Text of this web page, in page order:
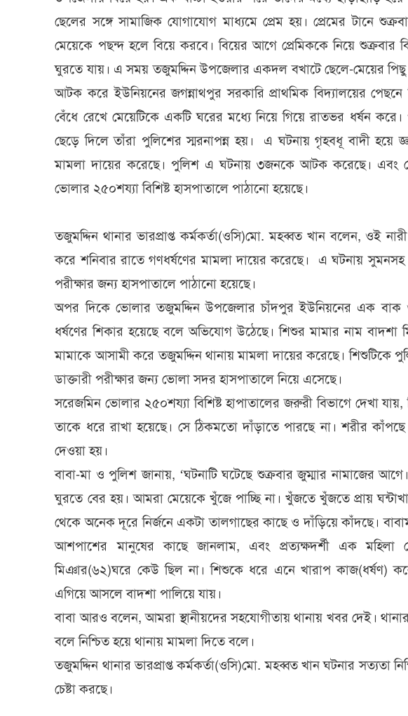
ছেলের সঙ্গে সামাজিক যোগাযোগ মাধ্যমে প্রেম হয়। প্রেমের টানে
মেয়েকে পছন্দ হলে বিয়ে করবে। বিয়ের আগে প্রেমিককে নিয়ে শুক্রবার
ঘুরতে যায়। এ সময় তজুমদ্দিন উপজেলার একদল বখাটে ছেলে-মেয়ের পিছু
আটক করে ইউনিয়নের জগন্নাথপুর সরকারি প্রাথমিক বিদ্যালয়ের পেছনে
বেঁধে রেখে মেয়েটিকে একটি ঘরের মধ্যে নিয়ে গিয়ে রাতভর ধর্ষন
ছেড়ে দিলে তাঁরা পুলিশের স্মরনাপন্ন হয়। এ ঘটনায় গৃহবধূ বাদী হয়ে
মামলা দায়ের করেছে। পুলিশ এ ঘটনায় ৩জনকে আটক করেছে। এবং
ভোলার ২৫০শয্যা বিশিষ্ট হাসপাতালে পাঠানো হয়েছে।
তজুমদ্দিন থানার ভারপ্রাপ্ত কর্মকর্তা(ওসি)মো. মহব্বত খান বলেন, ওই
করে শনিবার রাতে গণধর্ষণের মামলা দায়ের করেছে। এ ঘটনায় সুমনসহ
পরীক্ষার জন্য হাসপাতালে পাঠানো হয়েছে।
অপর দিকে ভোলার তজুমদ্দিন উপজেলার চাঁদপুর ইউনিয়নের এক বাক ও
ধর্ষণের শিকার হয়েছে বলে অভিযোগ উঠেছে। শিশুর মামার নাম
মামাকে আসামী করে তজুমদ্দিন থানায় মামলা দায়ের করেছে। শিশুটিকে
ডাক্তারী পরীক্ষার জন্য ভোলা সদর হাসপাতালে নিয়ে এসেছে।
সরেজমিন ভোলার ২৫০শয্যা বিশিষ্ট হাপাতালের জরুরী বিভাগে দেখা
তাকে ধরে রাখা হয়েছে। সে ঠিকমতো দাঁড়াতে পারছে না। শরীর
দেওয়া হয়।
বাবা-মা ও পুলিশ জানায়, ‘ঘটনাটি ঘটেছে শুক্রবার জুম্মার নামাজের
ঘুরতে বের হয়। আমরা মেয়েকে খুঁজে পাচ্ছি না। খুঁজতে খুঁজতে প্রায়
থেকে অনেক দূরে নির্জনে একটা তালগাছের কাছে ও দাঁড়িয়ে কাঁদছে।
আশপাশের মানুষের কাছে জানলাম, এবং প্রত্যক্ষদর্শী এক মহিলা
মিঞার(৬২)ঘরে কেউ ছিল না। শিশুকে ধরে এনে খারাপ কাজ(ধর্ষণ)
এগিয়ে আসলে বাদশা পালিয়ে যায়।
বাবা আরও বলেন, আমরা স্থানীয়দের সহযোগীতায় থানায় খবর দেই।
বলে নিশ্চিত হয়ে থানায় মামলা দিতে বলে।
তজুমদ্দিন থানার ভারপ্রাপ্ত কর্মকর্তা(ওসি)মো. মহব্বত খান ঘটনার সত্যতা
চেষ্টা করছে।